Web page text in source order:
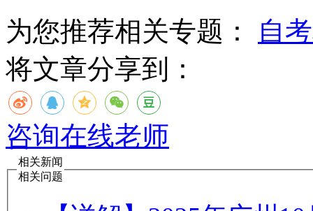
为您推荐相关专题：
自
将文章分享到：
咨询在线老师
相关新闻
相关问题